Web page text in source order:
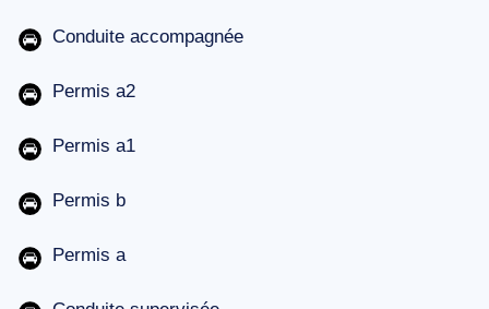
Conduite accompagnée
Permis a2
Permis a1
Permis b
Permis a